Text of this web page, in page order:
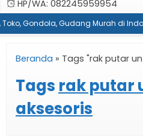
HP/WA: 082245959954
Gondola, Gudang Murah di
Beranda » Tags "rak putar
Tags rak putar
aksesoris